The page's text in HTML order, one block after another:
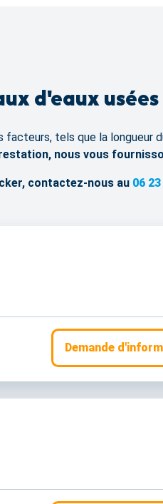
d'eaux
tels que la
nous vous
contactez-nous au 06
Demande